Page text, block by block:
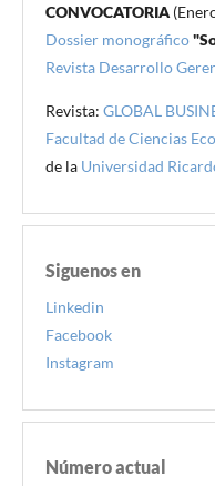
CONVOCATORIA
Dossier monográfico
Revista Desarrollo
Revista: GLOBAL
Facultad de Ciencias
de la Universidad
Siguenos en
Linkedin
Facebook
Instagram
Número actual